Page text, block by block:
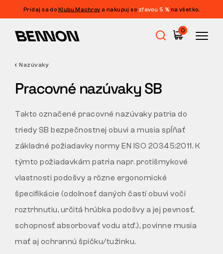
Pridaj sa do Klubu Machrov a nakupuj so zľavou 5 % na všetko.
0
Výpredaj
Barefoot
Outdoor
Voľnočasová obuv
Tactical
Nazúvaky
Pracovné nazúvaky SB
Takto označené pracovné nazúvaky patria do
triedy SB bezpečnostnej obuvi a musia spĺňať
základné požiadavky normy EN ISO 20345:2011. K
týmto požiadavkám patria napr. protišmykové
vlastnosti podošvy a rôzne ergonomické
špecifikácie (odolnosť daných častí obuvi voči
roztrhnutiu, určitá hrúbka podošvy a jej pevnosť,
schopnosť absorbovať vodu atď.), povinne musia
mať aj ochrannú špičku/tužinku.
Filtrácia
ZMAZAŤ FILTRE